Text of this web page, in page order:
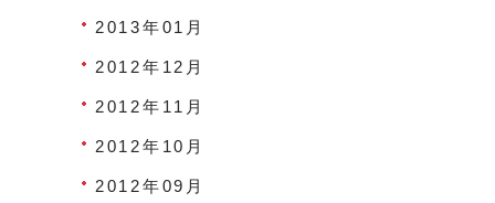
2013年01月
2012年12月
2012年11月
2012年10月
2012年09月